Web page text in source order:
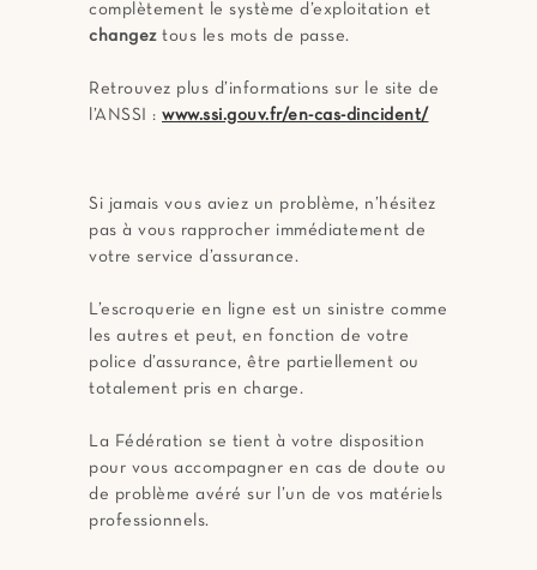
complètement le système d’exploitation et
changeztous les mots de passe.
Retrouvez plus d’informations sur le site de
l’ANSSI : www.ssi.gouv.fr/en-cas-dincident/
Si jamais vous aviez un problème, n’hésitez
pas à vous rapprocher immédiatement de
votre service d’assurance.
L’escroquerie en ligne est un sinistre comme
les autres et peut, en fonction de votre
police d’assurance, être partiellement ou
totalement pris en charge.
La Fédération se tient à votre disposition
pour vous accompagner en cas de doute ou
de problème avéré sur l’un de vos matériels
professionnels.